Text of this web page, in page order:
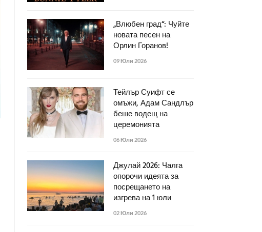
„Влюбен град“: Чуйте
новата песен на
Орлин Горанов!
09 Юли 2026
Тейлър Суифт се
омъжи, Адам Сандлър
беше водещ на
церемонията
06 Юли 2026
Джулай 2026: Чалга
опорочи идеята за
посрещането на
изгрева на 1 юли
02 Юли 2026